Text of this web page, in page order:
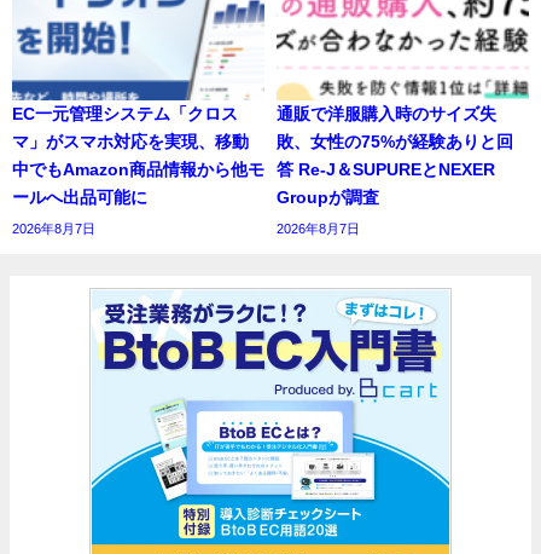
EC一元管理システム「クロス
マ」がスマホ対応を実現、移動
中でもAmazon商品情報から他モ
ールへ出品可能に
2026年8月7日
通販で洋服購入時のサイズ失
敗、女性の75%が経験ありと回
答 Re-J＆SUPUREとNEXER
Groupが調査
2026年8月7日